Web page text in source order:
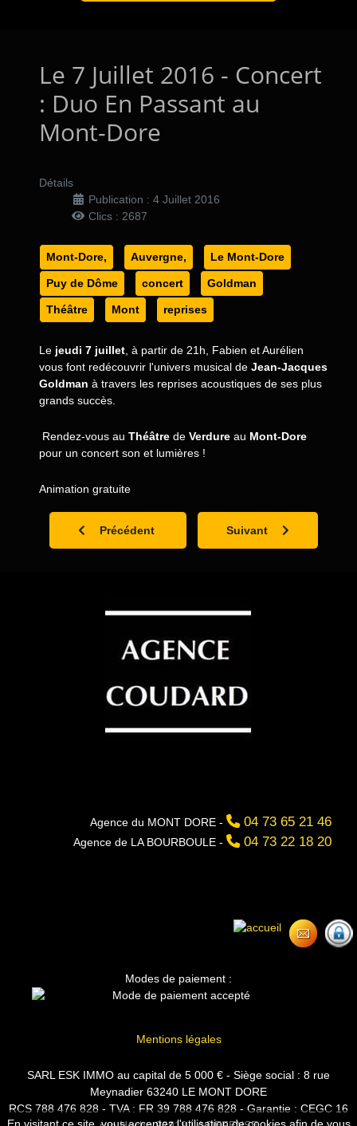
Le 7 Juillet 2016 - Concert
: Duo En Passant au
Mont-Dore
Détails
Publication : 4 Juillet 2016
Clics : 2687
Mont-Dore, Auvergne, Le Mont-Dore
Puy de Dôme concert Goldman
Théâtre Mont reprises
Le jeudi 7 juillet , à partir de 21h, Fabien et Aurélien
vous font redécouvrir l'univers musical de Jean-Jacques
Goldman à travers les reprises acoustiques de ses plus
grands succès.
Rendez-vous au Théâtre de Verdure au Mont-Dore
pour un concert son et lumières !
Animation gratuite
Article précédent : Le 9 Juillet 2016 - Initiative
Précédent Article suivant : Le 6
Suivant
Agence du MONT DORE - 04 73 65 21 46
Agence de LA BOURBOULE - 04 73 22 18 20
Modes de paiement :
Mentions légales
SARL ESK IMMO au capital de 5 000 € - Siège social : 8 rue
Meynadier 63240 LE MONT DORE
RCS 788 476 828 - TVA : FR 39 788 476 828 - Garantie : CEGC 16